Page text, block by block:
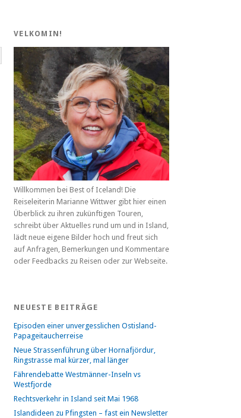
VELKOMIN!
Willkommen bei Best of Iceland! Die
Reiseleiterin Marianne Wittwer gibt hier einen
Überblick zu ihren zukünftigen Touren,
schreibt über Aktuelles rund um und in Island,
lädt neue eigene Bilder hoch und freut sich
auf Anfragen, Bemerkungen und Kommentare
oder Feedbacks zu Reisen oder zur Webseite.
NEUESTE BEITRÄGE
Episoden einer unvergesslichen Ostisland-
Papageitaucherreise
Neue Strassenführung über Hornafjördur,
Ringstrasse mal kürzer, mal länger
Fährendebatte Westmänner-Inseln vs
Westfjorde
Rechtsverkehr in Island seit Mai 1968
Islandideen zu Pfingsten – fast ein Newsletter